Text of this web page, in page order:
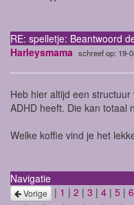
RE: spelletje: Beantwoord
Harleysmama schreef op: 19-
Heb hier altijd een
ADHD heeft. Die kan totaal
Welke koffie vind je het
Navigatie
Vorige | 1 | 2 | 3 | 4 | 5 | 6